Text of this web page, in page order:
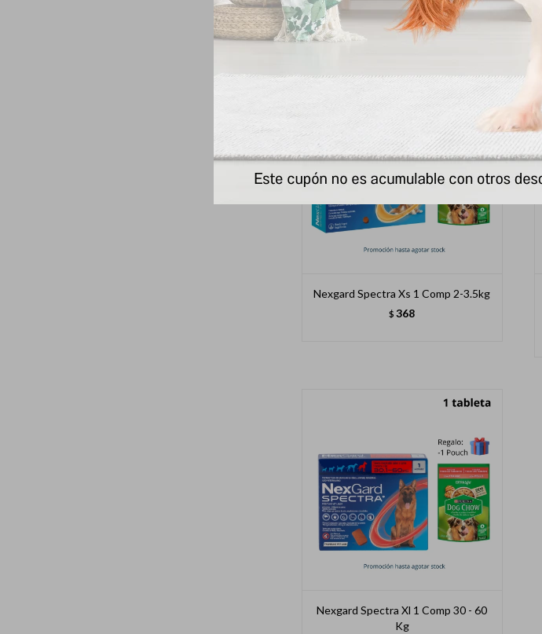
792
Nexgard Spectra Xs 1 Comp 2-3.5kg
$ 368
Nexgard Spectra Xl 1 Comp 30 - 60
Kg